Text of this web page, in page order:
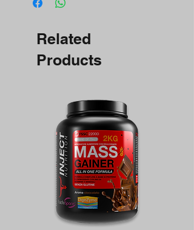
Related
Products